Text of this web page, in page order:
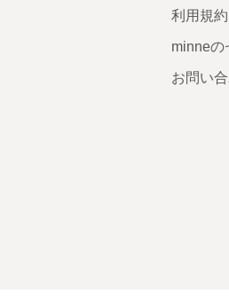
利用規約
minneの
お問い